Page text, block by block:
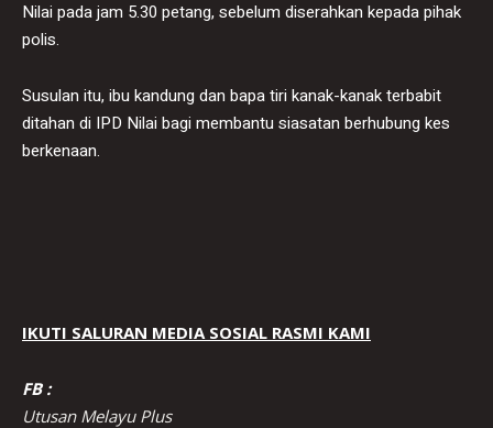
Nilai pada jam 5.30 petang, sebelum diserahkan kepada pihak
polis.
Susulan itu, ibu kandung dan bapa tiri kanak-kanak terbabit
ditahan di IPD Nilai bagi membantu siasatan berhubung kes
berkenaan.
IKUTI SALURAN MEDIA SOSIAL RASMI KAMI
FB :
Utusan Melayu Plus